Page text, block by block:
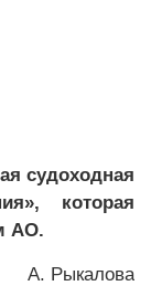
судоходная
которая
АО.
А. Рыкалова